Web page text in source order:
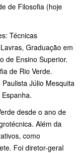
de Filosofia (hoje
Técnicas
Graduação em
de Ensino Superior.
de Rio Verde.
Júlio Mesquita
desde o ano de
Além da
como
Foi diretor-geral